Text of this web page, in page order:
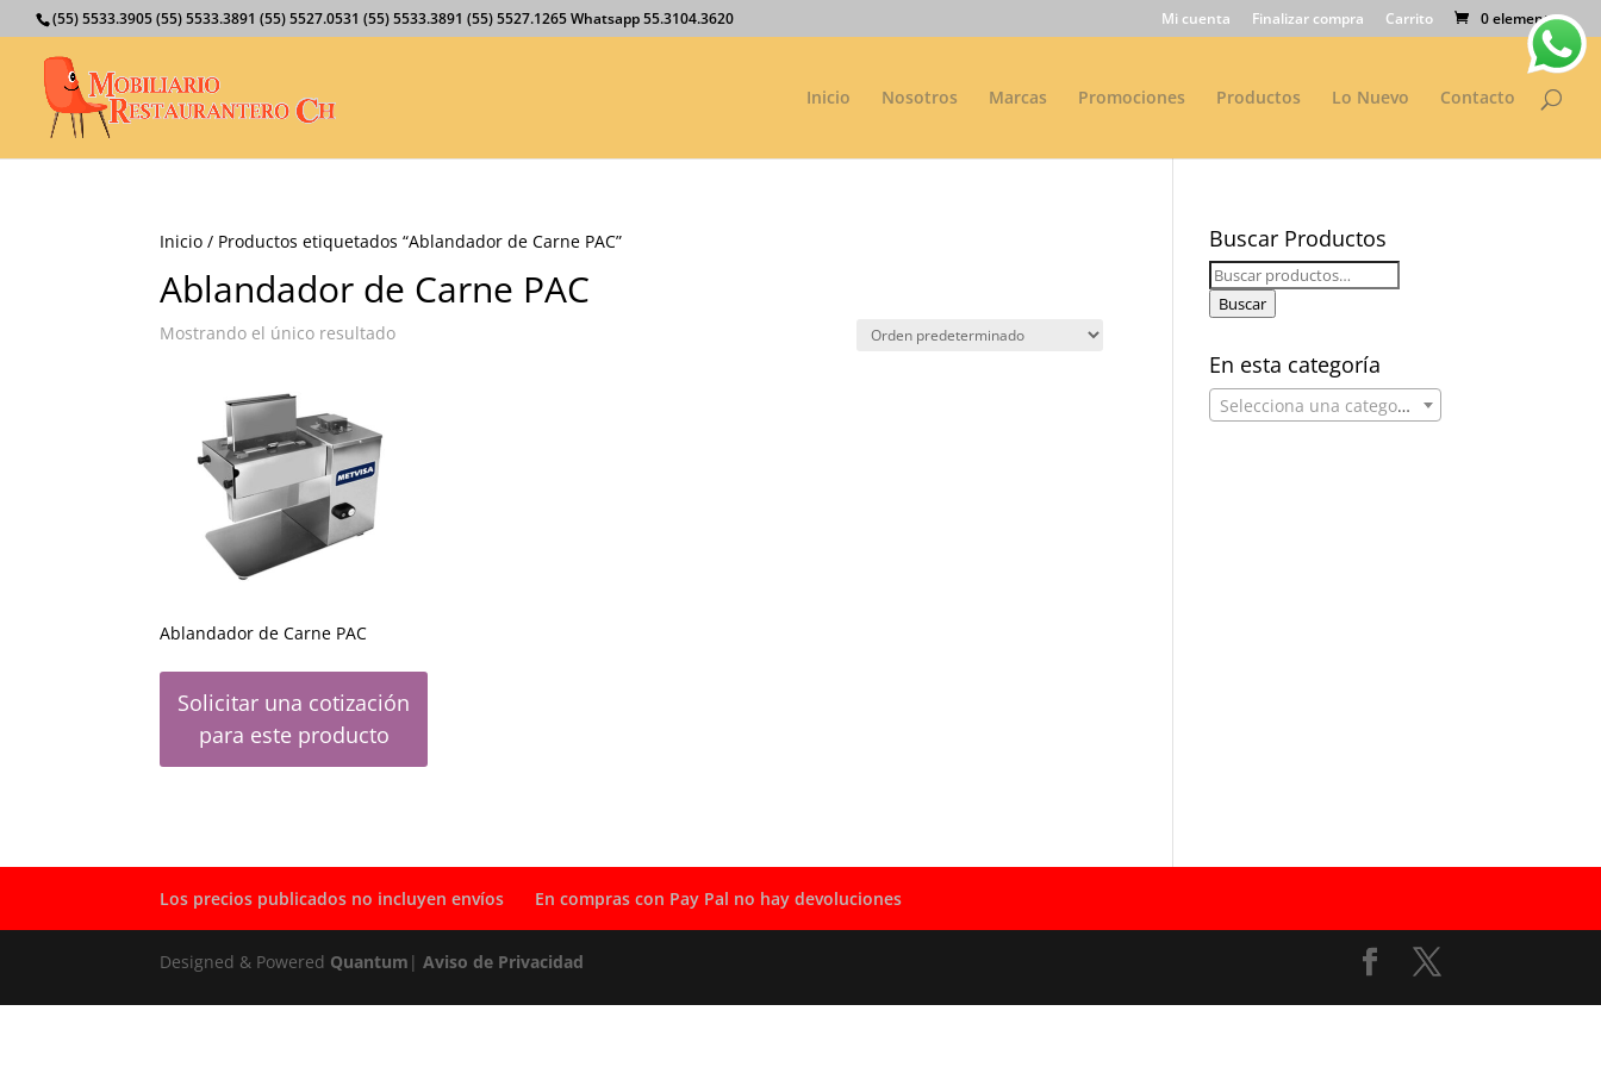
(55) 5533.3905 (55) 5533.3891 (55) 5527.0531 (55) 5533.3891 (55) 5527.1265 Whatsapp 55.3104.3620 Mi cuenta Finalizar compra Carrito 0 elementos
Inicio Nosotros Marcas Promociones Productos Lo Nuevo Contacto
Inicio / Productos etiquetados “Ablandador de Carne PAC”
Ablandador de Carne PAC
Mostrando el único resultado
Ablandador de Carne PAC
Solicitar una cotización
para este producto
Buscar Productos
Buscar
por:
Buscar
En esta categoría
Selecciona una categoría
Los precios publicados no incluyen envíos En compras con Pay Pal no hay devoluciones
Designed & Powered Quantum |Aviso de Privacidad